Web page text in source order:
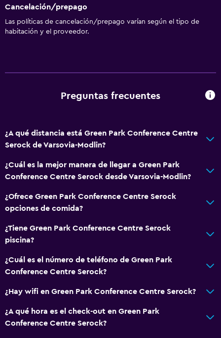
Cancelación/prepago
Las políticas de cancelación/prepago varían según el tipo de
habitación y el proveedor.
Preguntas frecuentes
¿A qué distancia está Green Park Conference Centre
Serock de Varsovia-Modlin?
¿Cuál es la mejor manera de llegar a Green Park
Conference Centre Serock desde Varsovia-Modlin?
¿Ofrece Green Park Conference Centre Serock
opciones de comida?
¿Tiene Green Park Conference Centre Serock
piscina?
¿Cuál es el número de teléfono de Green Park
Conference Centre Serock?
¿Hay wifi en Green Park Conference Centre Serock?
¿A qué hora es el check-out en Green Park
Conference Centre Serock?